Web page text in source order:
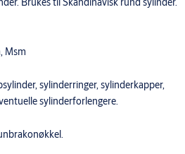
Msm
sylinderringer, sylinderkapper,
sylinderforlengere.